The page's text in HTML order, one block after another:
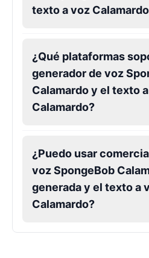
texto a voz
¿Qué plataformas
generador de voz
Calamardo y el texto
Calamardo?
¿Puedo usar
voz SpongeBob
generada y el texto a
Calamardo?